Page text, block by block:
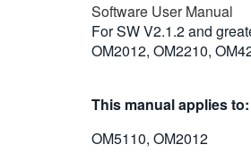
Software User Manual
For SW V2.1.2 and
OM2012, OM2210,
This manual applies to:
OM5110, OM2012